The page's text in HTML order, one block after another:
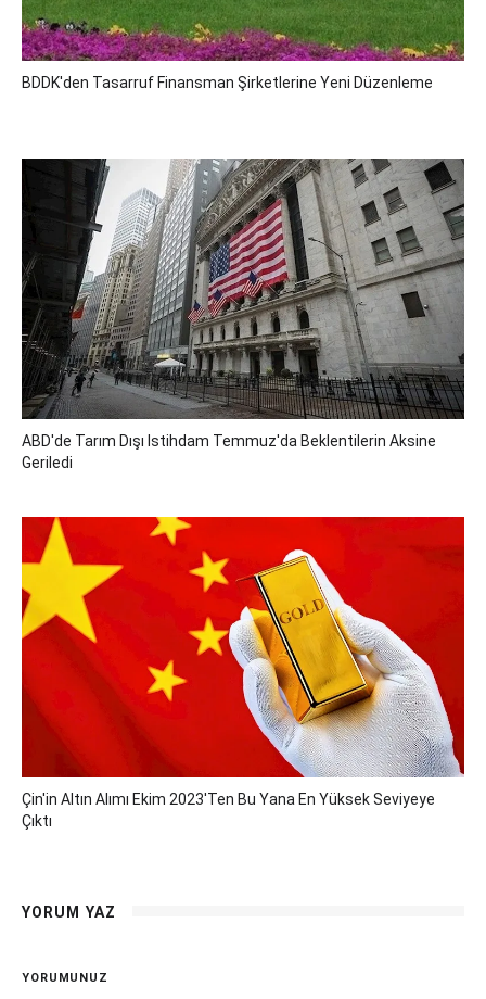
BDDK'den Tasarruf Finansman Şirketlerine Yeni Düzenleme
ABD'de Tarım Dışı Istihdam Temmuz'da Beklentilerin Aksine
Geriledi
Çin'in Altın Alımı Ekim 2023'ten Bu Yana En Yüksek Seviyeye
Çıktı
YORUM YAZ
YORUMUNUZ